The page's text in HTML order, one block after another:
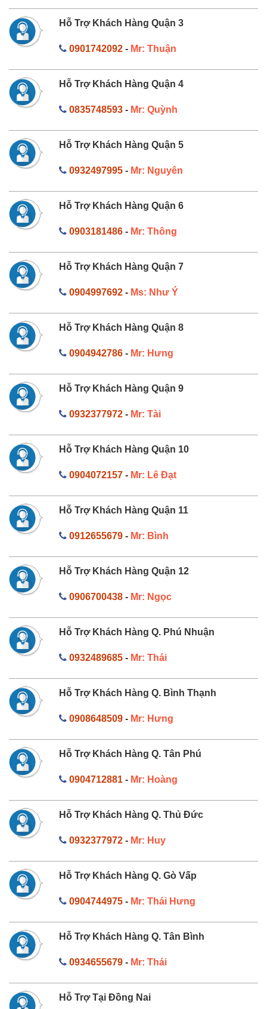
Hỗ Trợ Khách Hàng Quận 3
0901742092- Mr: Thuận
Hỗ Trợ Khách Hàng Quận 4
0835748593- Mr: Quỳnh
Hỗ Trợ Khách Hàng Quận 5
0932497995- Mr: Nguyên
Hỗ Trợ Khách Hàng Quận 6
0903181486- Mr: Thông
Hỗ Trợ Khách Hàng Quận 7
0904997692- Ms: Như Ý
Hỗ Trợ Khách Hàng Quận 8
0904942786- Mr: Hưng
Hỗ Trợ Khách Hàng Quận 9
0932377972- Mr: Tài
Hỗ Trợ Khách Hàng Quận 10
0904072157- Mr: Lê Đạt
Hỗ Trợ Khách Hàng Quận 11
0912655679- Mr: Bình
Hỗ Trợ Khách Hàng Quận 12
0906700438- Mr: Ngọc
Hỗ Trợ Khách Hàng Q. Phú Nhuận
0932489685- Mr: Thái
Hỗ Trợ Khách Hàng Q. Bình Thạnh
0908648509- Mr: Hưng
Hỗ Trợ Khách Hàng Q. Tân Phú
0904712881- Mr: Hoàng
Hỗ Trợ Khách Hàng Q. Thủ Đức
0932377972- Mr: Huy
Hỗ Trợ Khách Hàng Q. Gò Vấp
0904744975- Mr: Thái Hưng
Hỗ Trợ Khách Hàng Q. Tân Bình
0934655679- Mr: Thái
Hỗ Trợ Tại Đồng Nai